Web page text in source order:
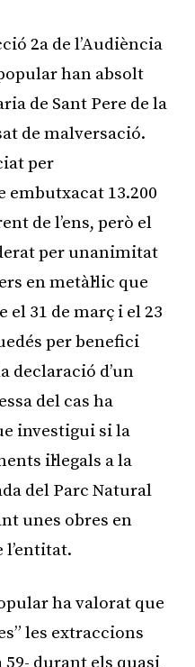
2a de l’Audiència
han absolt
de Sant Pere de la
de malversació.
per
embutxacat 13.200
de l’ens, però el
per unanimitat
en metàl·lic que
31 de març i el 23
per benefici
declaració d’un
del cas ha
investigui si la
il·legals a la
del Parc Natural
unes obres en
l’entitat.
ha valorat que
les extraccions
59- durant els quasi